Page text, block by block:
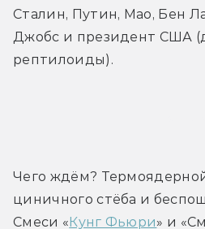
Сталин, Путин, Мао, Бен
Джобс и президент США
рептилоиды).
Чего ждём?
циничного стёба и
Смеси « Кунг Фьюри» и